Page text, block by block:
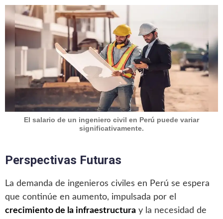
El salario de un ingeniero civil en Perú puede variar
significativamente.
Perspectivas Futuras
La demanda de ingenieros civiles en Perú se espera
que continúe en aumento, impulsada por el
crecimiento de la infraestructura y la necesidad de